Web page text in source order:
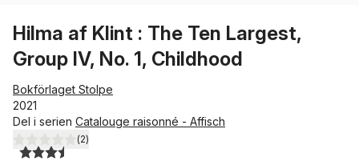
Hilma af Klint : The Ten Largest,
Group IV, No. 1, Childhood
Bokförlaget Stolpe
2021
Del i serien Catalouge raisonné - Affisch
3,5utav 5 stjärnor. Totalt antal röster:
(2)